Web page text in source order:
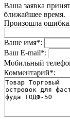
Ваша заявка
ближайшее время.
Произошла
Ваше имя*:
Ваш E-mail*:
Мобильный
Комментарий*: